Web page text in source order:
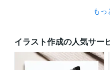
もっ
イラスト作成の人気サー